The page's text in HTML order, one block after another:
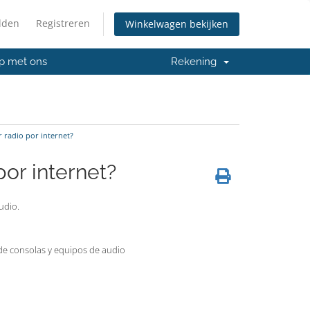
Registreren Winkelwagen bekijken
met ons Rekening
radio por internet?
internet?
consolas y equipos de audio